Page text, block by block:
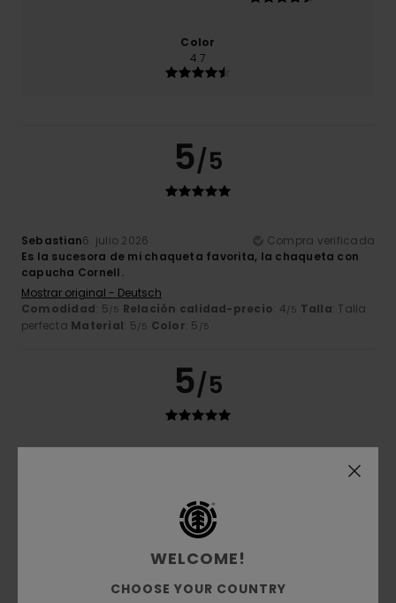
Color
4.7
5/5
Sebastian6. julio 2026
Compra verificada
Es la sucesora de mi chaqueta favorita, la chaqueta con
capucha Cornell.
Mostrar original - Deutsch
Comodidad: 5/5 Relación calidad-precio: 4/5 Talla: Talla
perfecta Material: 5/5 Color: 5 /5
5/5
Compra verificada
Relación calidad-precio
Color: 5/5
Recomiendo este productoWELCOME!
CHOOSE YOUR COUNTRY